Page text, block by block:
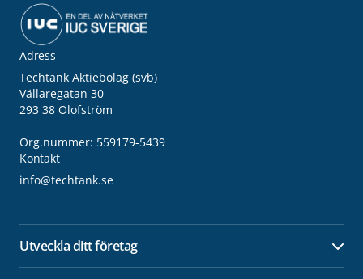
Adress
Techtank Aktiebolag (svb)
Vällaregatan 30
293 38 Olofström
Org.nummer: 559179-5439
Kontakt
info@techtank.se
Utveckla ditt företag